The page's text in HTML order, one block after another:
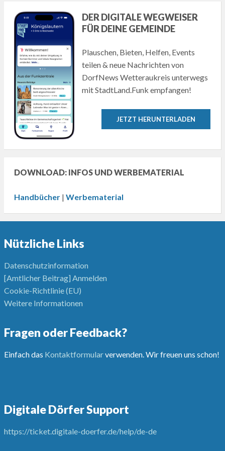
DER DIGITALE WEGWEISER
FÜR DEINE GEMEINDE
Plauschen, Bieten, Helfen, Events
teilen & neue Nachrichten von
DorfNews Wetteraukreis unterwegs
mit StadtLand.Funk empfangen!
JETZT HERUNTERLADEN
DOWNLOAD: INFOS UND WERBEMATERIAL
Handbücher| Werbematerial
Nützliche Links
Datenschutzinformation
[Amtlicher Beitrag] Anmelden
Cookie-Richtlinie (EU)
Weitere Informationen
Fragen oder Feedback?
Einfach das Kontaktformularverwenden. Wir freuen uns schon!
Digitale Dörfer Support
https://ticket.digitale-doerfer.de/help/de-de